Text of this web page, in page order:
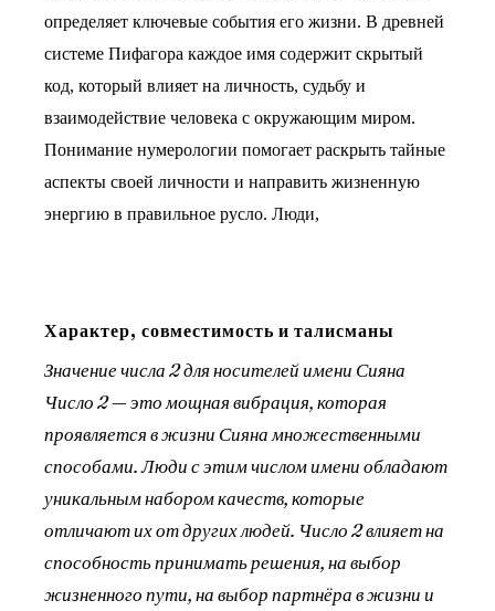
определяет ключевые события его жизни. В древней
системе Пифагора каждое имя содержит скрытый
код, который влияет на личность, судьбу и
взаимодействие человека с окружающим миром.
Понимание нумерологии помогает раскрыть тайные
аспекты своей личности и направить жизненную
энергию в правильное русло. Люди,
Характер, совместимость и талисманы
Значение числа 2 для носителей имени Сияна
Число 2 — это мощная вибрация, которая
проявляется в жизни Сияна множественными
способами. Люди с этим числом имени обладают
уникальным набором качеств, которые
отличают их от других людей. Число 2 влияет на
способность принимать решения, на выбор
жизненного пути, на выбор партнёра в жизни и